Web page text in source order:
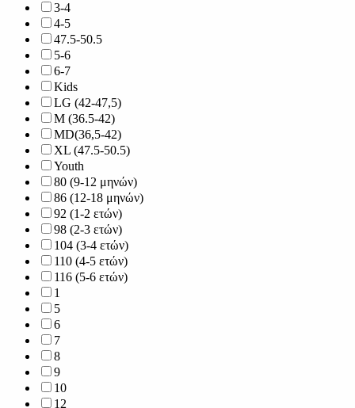
3-4
4-5
47.5-50.5
5-6
6-7
Kids
LG (42-47,5)
M (36.5-42)
MD(36,5-42)
XL (47.5-50.5)
Youth
80 (9-12 μηνών)
86 (12-18 μηνών)
92 (1-2 ετών)
98 (2-3 ετών)
104 (3-4 ετών)
110 (4-5 ετών)
116 (5-6 ετών)
1
5
6
7
8
9
10
12